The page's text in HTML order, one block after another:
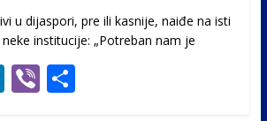
u dijaspori, pre ili kasnije, naiđe na isti
institucije: „Potreban nam je
Li Vi S